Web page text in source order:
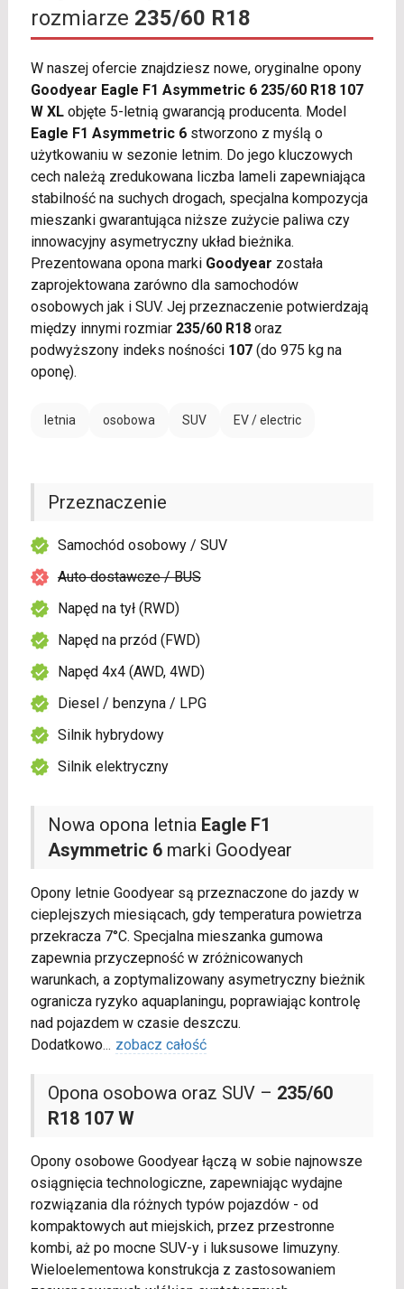
rozmiarze 235/60 R18
W naszej ofercie znajdziesz nowe, oryginalne opony
Goodyear Eagle F1 Asymmetric 6 235/60 R18 107
W XLobjęte 5-letnią gwarancją producenta. Model
Eagle F1 Asymmetric 6stworzono z myślą o
użytkowaniu w sezonie letnim. Do jego kluczowych
cech należą zredukowana liczba lameli zapewniająca
stabilność na suchych drogach, specjalna kompozycja
mieszanki gwarantująca niższe zużycie paliwa czy
innowacyjny asymetryczny układ bieżnika.
Prezentowana opona marki Goodyear została
zaprojektowana zarówno dla samochodów
osobowych jak i SUV. Jej przeznaczenie potwierdzają
między innymi rozmiar 235/60 R18oraz
podwyższony indeks nośności 107(do 975 kg na
oponę).
letnia osobowa SUV EV / electric
Nowa opona letnia Eagle F1
Asymmetric 6marki Goodyear
Opony letnie Goodyear są przeznaczone do jazdy w
cieplejszych miesiącach, gdy temperatura powietrza
przekracza 7°C. Specjalna mieszanka gumowa
zapewnia przyczepność w zróżnicowanych
warunkach, a zoptymalizowany asymetryczny bieżnik
ogranicza ryzyko aquaplaningu, poprawiając kontrolę
nad pojazdem w czasie deszczu.
Dodatkowo... zobacz całość
Opona osobowa oraz SUV – 235/60
R18 107 W
Opony osobowe Goodyear łączą w sobie najnowsze
osiągnięcia technologiczne, zapewniając wydajne
rozwiązania dla różnych typów pojazdów - od
kompaktowych aut miejskich, przez przestronne
kombi, aż po mocne SUV-y i luksusowe limuzyny.
Wieloelementowa konstrukcja z zastosowaniem
Przeznaczenie
Samochód osobowy / SUV
Auto dostawcze / BUS
Napęd na tył (RWD)
Napęd na przód (FWD)
Napęd 4x4 (AWD, 4WD)
Diesel / benzyna / LPG
Silnik hybrydowy
Silnik elektryczny